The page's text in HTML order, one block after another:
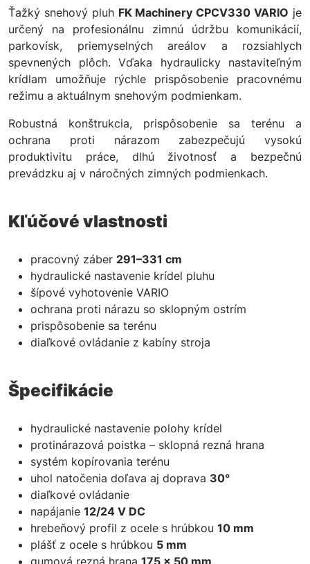
Ťažký snehový pluh FK Machinery CPCV330 VARIO je
určený na profesionálnu zimnú údržbu komunikácií,
parkovísk, priemyselných areálov a rozsiahlych
spevnených plôch. Vďaka hydraulicky nastaviteľným
krídlam umožňuje rýchle prispôsobenie pracovnému
režimu a aktuálnym snehovým podmienkam.
Robustná konštrukcia, prispôsobenie sa terénu a
ochrana proti nárazom zabezpečujú vysokú
produktivitu práce, dlhú životnosť a bezpečnú
prevádzku aj v náročných zimných podmienkach.
Kľúčové vlastnosti
pracovný záber 291–331 cm
hydraulické nastavenie krídel pluhu
šípové vyhotovenie VARIO
ochrana proti nárazu so sklopným ostrím
prispôsobenie sa terénu
diaľkové ovládanie z kabíny stroja
Špecifikácie
hydraulické nastavenie polohy krídel
protinárazová poistka – sklopná rezná hrana
systém kopírovania terénu
uhol natočenia doľava aj doprava 30°
diaľkové ovládanie
napájanie 12/24 V DC
hrebeňový profil z ocele s hrúbkou 10 mm
plášť z ocele s hrúbkou 5 mm